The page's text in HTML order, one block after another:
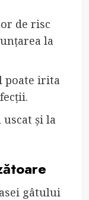
de risc
la
poate irita
și la
gâtului